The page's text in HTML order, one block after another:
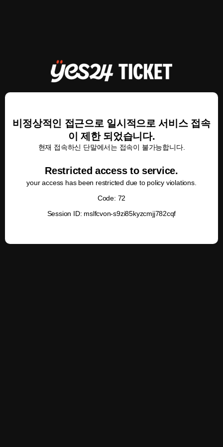
비정상적인 접근으로 일시적으로 서비스 접속
이 제한 되었습니다.
현재 접속하신 단말에서는 접속이 불가능합니다.
Restricted access to service.
your access has been restricted due to policy violations.
Code: 72
Session ID: mslfcvon-s9zi85kyzcmjj782cqf